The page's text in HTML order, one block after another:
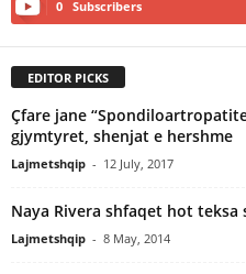
0 Subscribers
EDITOR PICKS
Çfare jane
gjymtyret, shenjat e hershme
Lajmetshqip - 12 July, 2017
Naya Rivera shfaqet hot
Lajmetshqip - 8 May, 2014